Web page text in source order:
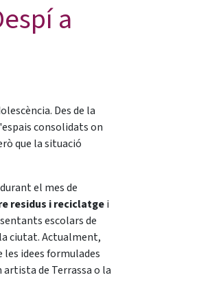
a
Des de la
consolidats on
que la situació
el mes de
residus i reciclatgei
escolars de
ciutat. Actualment,
idees formulades
de Terrassa o la